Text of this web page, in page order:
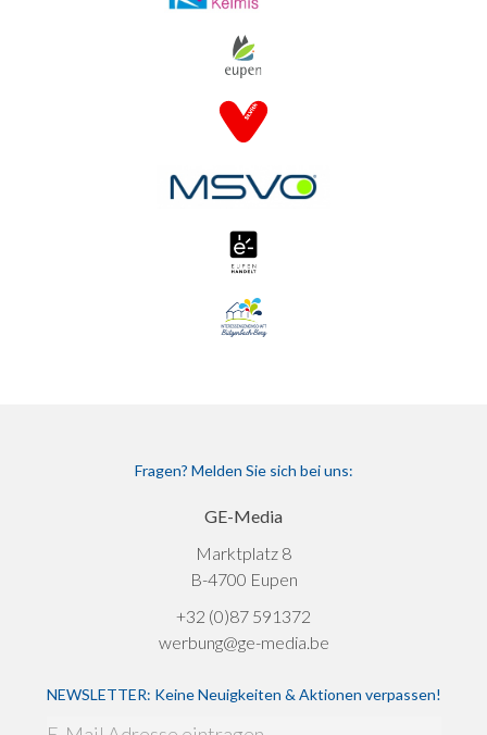
Fragen? Melden Sie sich bei uns:
GE-Media
Marktplatz 8
B-4700 Eupen
+32 (0)87 591372
werbung@ge-media.be
NEWSLETTER: Keine Neuigkeiten & Aktionen verpassen!